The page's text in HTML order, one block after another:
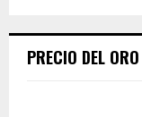
PRECIO DEL